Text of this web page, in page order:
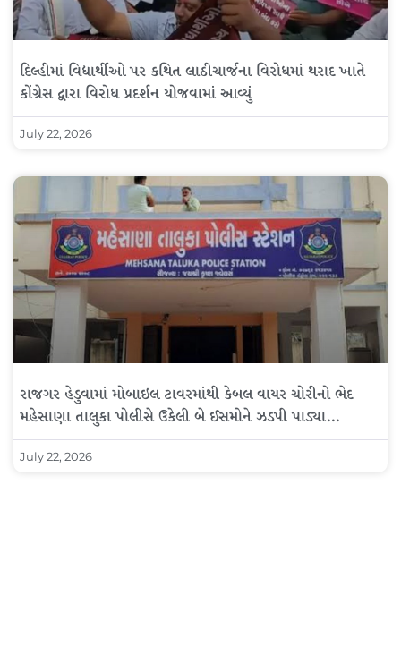
દિલ્હીમાં વિદ્યાર્થીઓ પર કથિત લાઠીચાર્જના વિરોધમાં થરાદ ખાતે
કોંગ્રેસ દ્વારા વિરોધ પ્રદર્શન યોજવામાં આવ્યું
July 22, 2026
રાજગર હેડુવામાં મોબાઇલ ટાવરમાંથી કેબલ વાયર ચોરીનો ભેદ
મહેસાણા તાલુકા પોલીસે ઉકેલી બે ઈસમોને ઝડપી પાડ્યા…
July 22, 2026